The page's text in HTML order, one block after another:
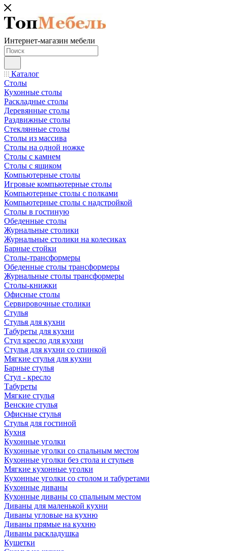
Интернет-магазин мебели
Каталог
Столы
Кухонные столы
Раскладные столы
Деревянные столы
Раздвижные столы
Стеклянные столы
Столы из массива
Столы на одной ножке
Столы с камнем
Столы с ящиком
Компьютерные столы
Игровые компьютерные столы
Компьютерные столы с полками
Компьютерные столы с надстройкой
Столы в гостиную
Обеденные столы
Журнальные столики
Журнальные столики на колесиках
Барные стойки
Столы-трансформеры
Обеденные столы трансформеры
Журнальные столы трансформеры
Столы-книжки
Офисные столы
Сервировочные столики
Стулья
Стулья для кухни
Табуреты для кухни
Стул кресло для кухни
Стулья для кухни со спинкой
Мягкие стулья для кухни
Барные стулья
Стул - кресло
Табуреты
Мягкие стулья
Венские стулья
Офисные стулья
Стулья для гостиной
Кухня
Кухонные уголки
Кухонные уголки со спальным местом
Кухонные уголки без стола и стульев
Мягкие кухонные уголки
Кухонные уголки со столом и табуретами
Кухонные диваны
Кухонные диваны со спальным местом
Диваны для маленькой кухни
Диваны угловые на кухню
Диваны прямые на кухню
Диваны раскладушка
Кушетки